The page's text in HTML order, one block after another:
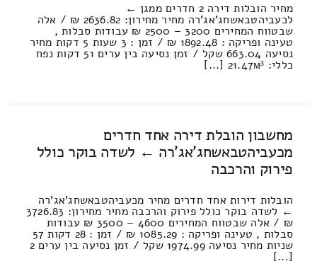
מחיר הובלות דירה 2 חדרים ממגן ←
לכעביהטבאשחג'אג'רה מחיר מחירון: 2636.82 ₪ / אלה
שבטווח המחירים 3200 – 2500 ₪ עבודות סבלות ,
טעינה ופריקה : 1892.48 ₪ / זמן : 3 שעות 5 דקות מחיר
נסיעה 663.04 שקל / זמן נסיעה בין ערים 51 דקות נפח
כללי: 21.47м³ [...]
מחשבון הובלת דירה אחד חדרים
מכעביהטבאשחג'אג'רה ← לשדה בוקר כולל
פירוק והרכבה
הובלות דירות אחד חדרים מחיר מכעביהטבאשחג'אג'רה
← לשדה בוקר כולל פירוק והרכבה מחיר מחירון: 3726.83
₪ / אלה שבטווח המחירים 4600 – 3500 ₪ עבודות
סבלות , טעינה ופריקה : 1085.29 ₪ / זמן : 28 דקות 57
שניות מחיר נסיעה 1974.99 שקל / זמן נסיעה בין ערים 2
[...]